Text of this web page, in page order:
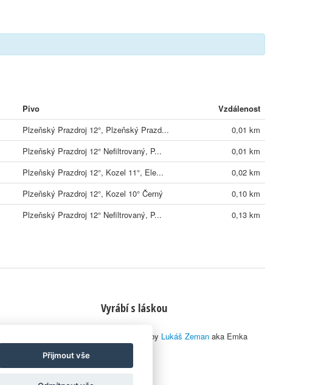
Pivo
Vzdálenost
Plzeňský Prazdroj 12°, Plzeňský Prazd...
0,01 km
Plzeňský Prazdroj 12° Nefiltrovaný, P...
0,01 km
Plzeňský Prazdroj 12°, Kozel 11°, Ele...
0,02 km
Plzeňský Prazdroj 12°, Kozel 10° Černý
0,10 km
Plzeňský Prazdroj 12° Nefiltrovaný, P... 0,13 km
Vyrábí s láskou
© 2010–2026 by Lukáš Zeman aka Emka
Přijmout vše